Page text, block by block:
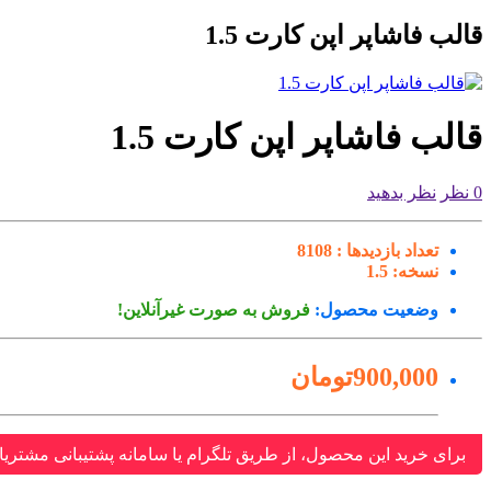
قالب فاشاپر اپن کارت 1.5
قالب فاشاپر اپن کارت 1.5
0 نظر نظر بدهید
تعداد بازدیدها : 8108
نسخه: 1.5
وضعیت محصول: فروش به صورت غیرآنلاین!
900,000تومان
برای خرید این محصول، از طریق تلگرام یا سامانه پشتیبانی